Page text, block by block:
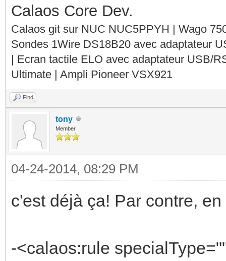
Calaos Core Dev.
Calaos git sur NUC NUC5PPYH | Wago
Sondes 1Wire DS18B20 avec adaptateur
| Ecran tactile ELO avec adaptateur USB/
Ultimate | Ampli Pioneer VSX921
Find
tony
Member
04-24-2014, 08:29 PM
c'est déjà ça! Par contre,
-<calaos:rule